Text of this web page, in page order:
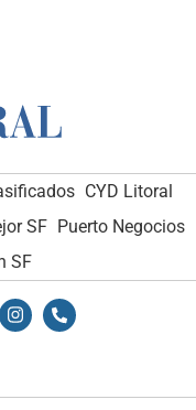
CYD Litoral
SF Puerto Negocios
SF